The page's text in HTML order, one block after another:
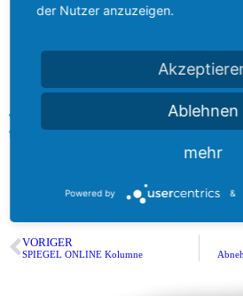
Wenn dir der Artikel gefallen hat
teilen:
VORIGER
SPIEGEL ONLINE Kolumne
der Nutzer anzuzeigen.
Ablehnen
mehr
Powered by &